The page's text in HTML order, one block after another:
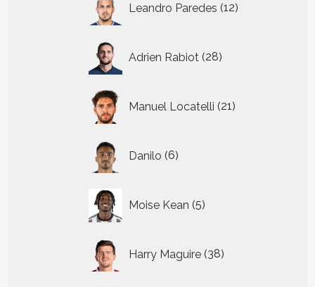
Leandro Paredes 12
producten
Adrien Rabiot 28
producten
Manuel Locatelli 21
producten
Danilo 6
producten
Moise Kean 5
producten
Harry Maguire 38
producten